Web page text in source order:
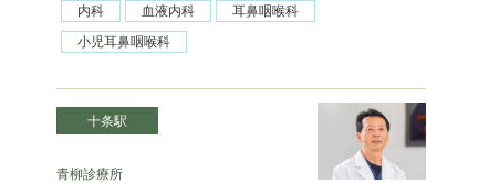
内科 血液内科
耳鼻咽喉科
小児耳鼻咽喉科
十条駅
青柳診療所